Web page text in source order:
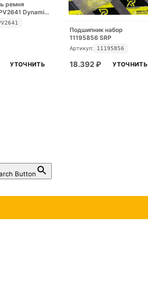
ремня
Dynamic
УТОЧНИТЬ
Подшипник набор
11195856 SRP
Артикул: 11195856
18.392₽ УТОЧНИТЬ
Button